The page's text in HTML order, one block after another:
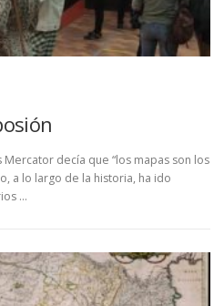
decía que “los mapas son los
a lo largo de la historia, ha ido
…